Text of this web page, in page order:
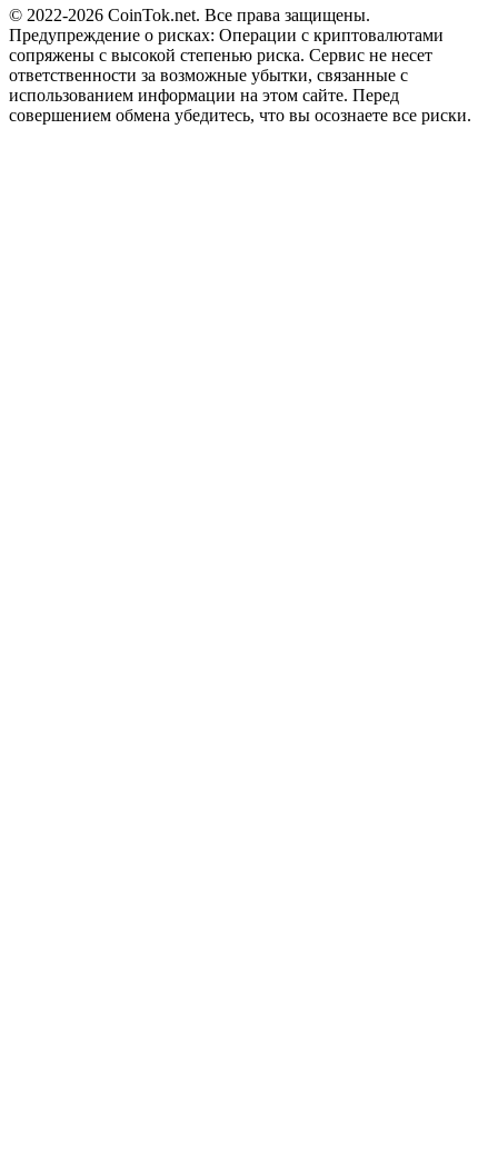
© 2022-2026 CoinTok.net. Все права защищены.
Предупреждение о рисках: Операции с криптовалютами
сопряжены с высокой степенью риска. Сервис не несет
ответственности за возможные убытки, связанные с
использованием информации на этом сайте. Перед
совершением обмена убедитесь, что вы осознаете все риски.